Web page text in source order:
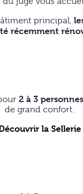
principal,
récemment
2 à 3 personnes
de grand confort.
la Sellerie